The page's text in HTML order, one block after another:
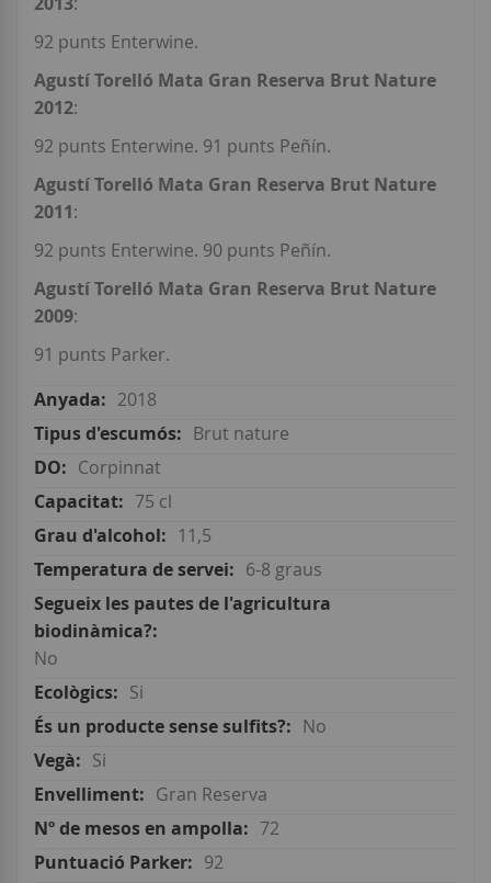
92 punts Enterwine.
Agustí Torelló Mata Gran Reserva Brut Nature
2012:
92 punts Enterwine. 91 punts Peñín.
Agustí Torelló Mata Gran Reserva Brut Nature
2011:
92 punts Enterwine. 90 punts Peñín.
Agustí Torelló Mata Gran Reserva Brut Nature
2009:
91 punts Parker.
2018
Brut nature
Corpinnat
75 cl
11,5
6-8 graus
No
Si
No
Si
Gran Reserva
72
92